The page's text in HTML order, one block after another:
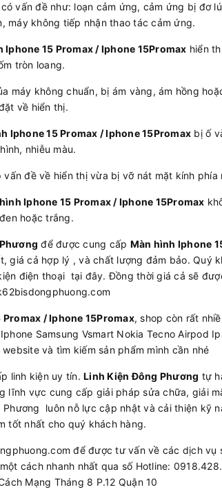
đề như: loạn cảm ứng, cảm ứng bị đơ
máy không tiếp nhận thao tác cảm ứng.
Iphone 15 Promax / Iphone 15Promax hiển
tròn loang.
không chuẩn, bị ám vàng, ám hồng hoặc
về hiển thị.
Iphone 15 Promax / Iphone 15Promax bị ố
nhiễu màu.
về hiển thị vừa bị vỡ nát mặt kính phía
Iphone 15 Promax / Iphone 15Promax
hoặc trắng.
để được cung cấp Màn hình Iphone
giá cả hợp lý , và chất lượng đảm bảo. Quý
điện thoại tại đây. Đồng thời giá cả sẽ
/ Iphone 15Promax, shop còn rất
Samsung Vsmart Nokia Tecno Airpod
và tìm kiếm sản phẩm mình cần nhé
linh kiện uy tín. Linh Kiện Đông Phương tự
lĩnh vực cung cấp giải pháp sửa chữa, giải
luôn nỗ lực cập nhật và cải thiện kỹ
tốt nhất cho quý khách hàng.
để được tư vấn về các dịch vụ
cách nhanh nhất qua số Hotline:
Mạng Tháng 8 P.12 Quận 10